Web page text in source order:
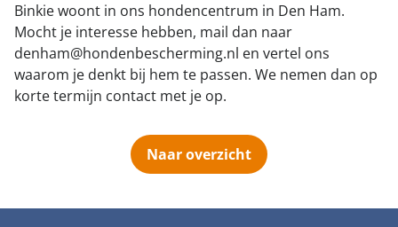
Binkie woont in ons hondencentrum in Den Ham.
Mocht je interesse hebben, mail dan naar
denham@hondenbescherming.nl en vertel ons
waarom je denkt bij hem te passen. We nemen dan op
korte termijn contact met je op.
Naar overzicht